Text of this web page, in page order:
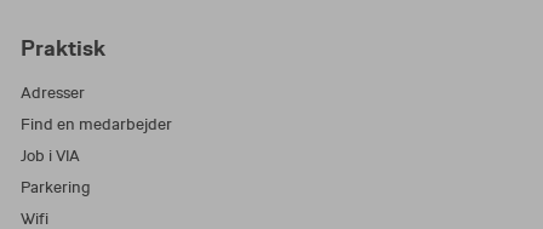
kompetente og erfarne undervisere inden for
Vi tager ansvar for samfundet og for at skabe
en bæredygtig fremtid sammen med vores
omverden. Vi står solidt på vores faglige
Praktisk
Adresser
Find en medarbejder
Job i VIA
Parkering
Wifi